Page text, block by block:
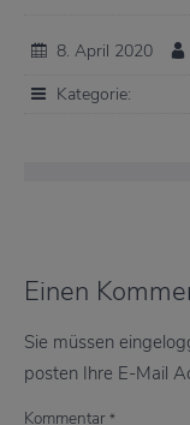
8. April 2020
Kategorie:
Einen
Sie müssen
posten Ihre E-Mail
Kommentar *